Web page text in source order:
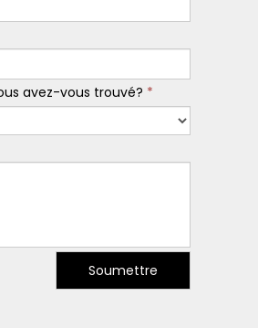
avez-vous trouvé? *
Soumettre